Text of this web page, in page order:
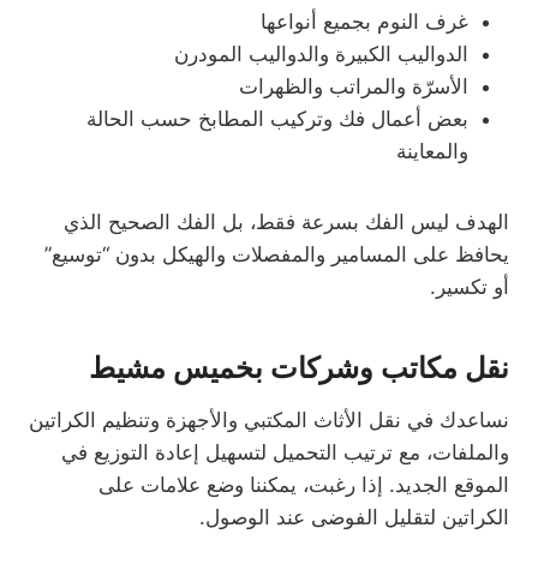
غرف النوم بجميع أنواعها
الدواليب الكبيرة والدواليب المودرن
الأسرّة والمراتب والظهرات
بعض أعمال فك وتركيب المطابخ حسب الحالة
والمعاينة
الهدف ليس الفك بسرعة فقط، بل الفك الصحيح الذي
يحافظ على المسامير والمفصلات والهيكل بدون “توسيع”
أو تكسير.
نقل مكاتب وشركات بخميس مشيط
نساعدك في نقل الأثاث المكتبي والأجهزة وتنظيم الكراتين
والملفات، مع ترتيب التحميل لتسهيل إعادة التوزيع في
الموقع الجديد. إذا رغبت، يمكننا وضع علامات على
الكراتين لتقليل الفوضى عند الوصول.